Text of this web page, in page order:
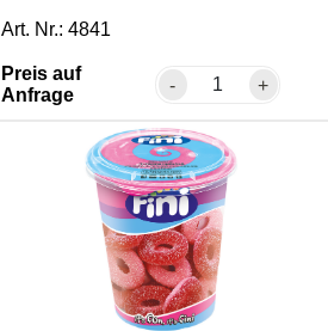
Art. Nr.: 4841
Preis auf
Anfrage
- +